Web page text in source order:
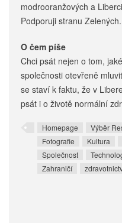
modrooranžových a
Podporuji stranu Zelených.
O čem píše
Chci psát nejen o tom,
společnosti otevřeně
se staví k faktu, že v
psát i o životě normální
Homepage Výběr
Fotografie
Kultura
Společnost
Zahraničí